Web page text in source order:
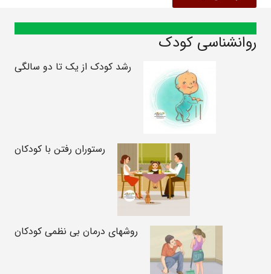
روانشناسی کودک
رشد کودک از یک تا دو سالگی
رستوران رفتن با کودکان
روشهای درمان بی نظمی کودکان